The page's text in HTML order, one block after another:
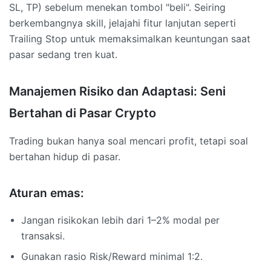
SL, TP) sebelum menekan tombol "beli". Seiring
berkembangnya skill, jelajahi fitur lanjutan seperti
Trailing Stop untuk memaksimalkan keuntungan saat
pasar sedang tren kuat.
Manajemen Risiko dan Adaptasi: Seni
Bertahan di Pasar Crypto
Trading bukan hanya soal mencari profit, tetapi soal
bertahan hidup di pasar.
Aturan emas:
Jangan risikokan lebih dari 1–2% modal per
transaksi.
Gunakan rasio Risk/Reward minimal 1:2.